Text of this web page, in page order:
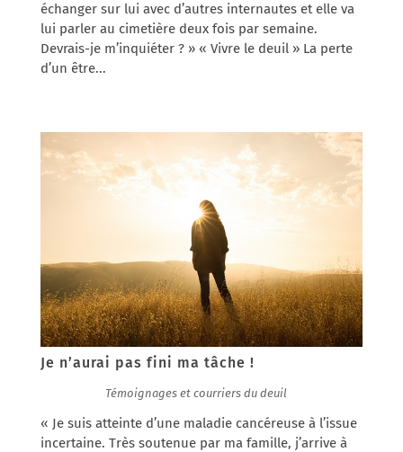
échanger sur lui avec d’autres internautes et elle va
lui parler au cimetière deux fois par semaine.
Devrais-je m’inquiéter ? » « Vivre le deuil » La perte
d’un être...
Je n’aurai pas fini ma tâche !
Témoignages et courriers du deuil
« Je suis atteinte d’une maladie cancéreuse à l’issue
incertaine. Très soutenue par ma famille, j’arrive à